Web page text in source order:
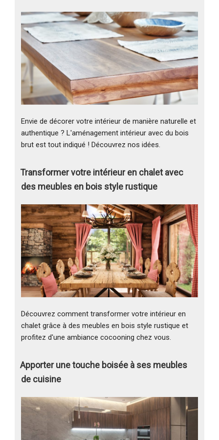
Envie de décorer votre intérieur de manière naturelle et
authentique ? L'aménagement intérieur avec du bois
brut est tout indiqué ! Découvrez nos idées.
Transformer votre intérieur en chalet avec
des meubles en bois style rustique
Découvrez comment transformer votre intérieur en
chalet grâce à des meubles en bois style rustique et
profitez d'une ambiance cocooning chez vous.
Apporter une touche boisée à ses meubles
de cuisine